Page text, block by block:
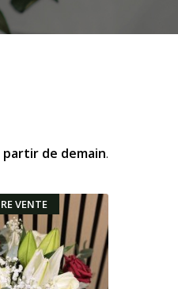
partir de demain.
VENTE